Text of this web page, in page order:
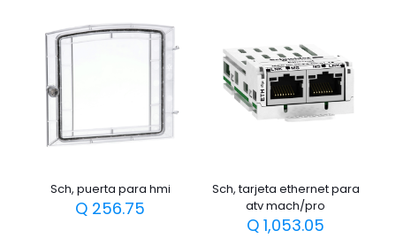
Sch, puerta para hmi
Q 256.75
Sch, tarjeta ethernet para
atv mach/pro
Q 1,053.05